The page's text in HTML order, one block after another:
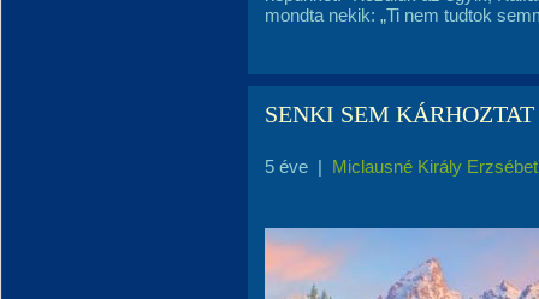
mondta nekik: „Ti nem tudtok
SENKI SEM
5 éve | Miclausné Király Erzsébet